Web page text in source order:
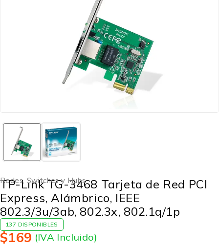
Redes, Switches y Hubs
TP-Link TG-3468 Tarjeta de Red PCI
Express, Alámbrico, IEEE
802.3/3u/3ab, 802.3x, 802.1q/1p
137 DISPONIBLES
$169 (IVA Incluido)